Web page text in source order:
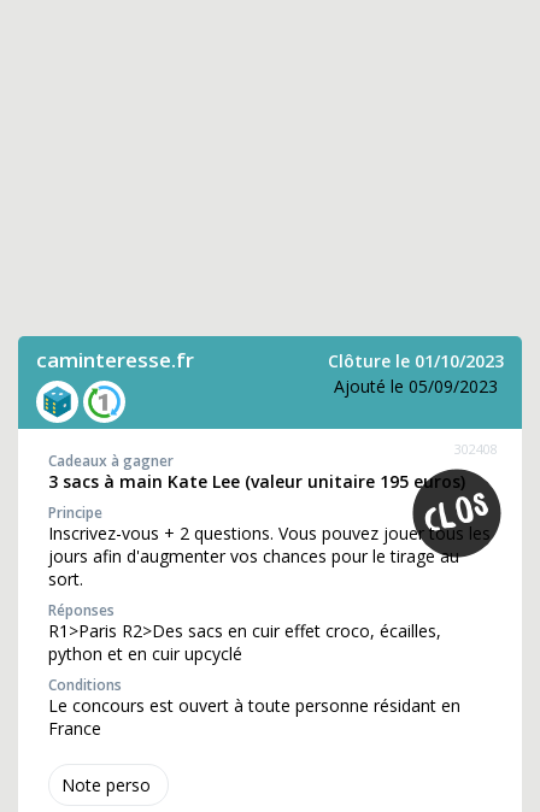
caminteresse.fr
Clôture le 01/10/2023
Ajouté le 05/09/2023
Note perso
302408
Cadeaux à gagner
3 sacs à main Kate Lee (valeur unitaire 195 euros)
Principe
Inscrivez-vous + 2 questions. Vous pouvez jouer tous les
jours afin d'augmenter vos chances pour le tirage au
sort.
Réponses
R1>Paris R2>Des sacs en cuir effet croco, écailles,
python et en cuir upcyclé
Conditions
Le concours est ouvert à toute personne résidant en
France